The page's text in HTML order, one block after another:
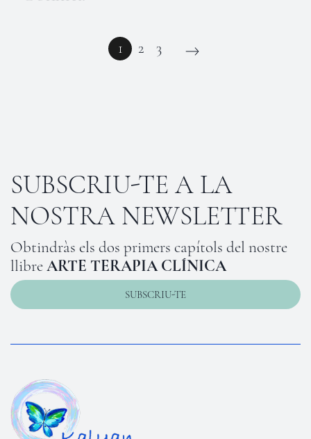
1 2 3
SUBSCRIU-TE A LA
NOSTRA NEWSLETTER
Obtindràs els dos primers capítols del nostre
llibreARTE TERAPIA CLÍNICA
SUBSCRIU-TE